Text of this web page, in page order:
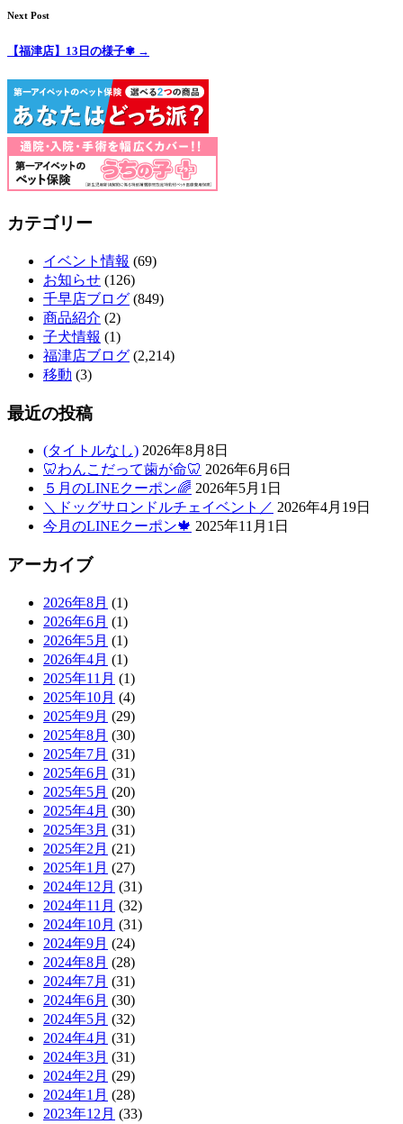
Next Post
【福津店】13日の様子✾ →
カテゴリー
イベント情報 (69)
お知らせ (126)
千早店ブログ (849)
商品紹介 (2)
子犬情報 (1)
福津店ブログ (2,214)
移動 (3)
最近の投稿
(タイトルなし) 2026年8月8日
🦷わんこだって歯が命🦷 2026年6月6日
５月のLINEクーポン🌈 2026年5月1日
＼ドッグサロンドルチェイベント／ 2026年4月19日
今月のLINEクーポン🍁 2025年11月1日
アーカイブ
2026年8月 (1)
2026年6月 (1)
2026年5月 (1)
2026年4月 (1)
2025年11月 (1)
2025年10月 (4)
2025年9月 (29)
2025年8月 (30)
2025年7月 (31)
2025年6月 (31)
2025年5月 (20)
2025年4月 (30)
2025年3月 (31)
2025年2月 (21)
2025年1月 (27)
2024年12月 (31)
2024年11月 (32)
2024年10月 (31)
2024年9月 (24)
2024年8月 (28)
2024年7月 (31)
2024年6月 (30)
2024年5月 (32)
2024年4月 (31)
2024年3月 (31)
2024年2月 (29)
2024年1月 (28)
2023年12月 (33)